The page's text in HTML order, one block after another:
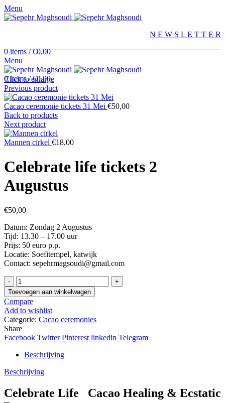
Menu
N E W S L E T T E R
0items / €0,00
Menu
0items / €0,00
Click to enlarge
Previous product
Cacao ceremonie tickets 31 Mei €50,00
Back to products
Next product
Mannen cirkel €18,00
Celebrate life tickets 2
Augustus
€50,00
Datum: Zondag 2 Augustus
Tijd: 13.30 – 17.00 uur
Prijs: 50 euro p.p.
Locatie: Soefitempel, katwijk
Contact: sepehrmagsoudi@gmail.com
Celebrate
life
tickets
2
Augustus
hoeveelheid
Toevoegen aan winkelwagen
Compare
Add to wishlist
Categorie: Cacao ceremonies
Share
Facebook Twitter Pinterest linkedin Telegram
Beschrijving
Beschrijving
Celebrate Life Cacao Healing & Ecstatic